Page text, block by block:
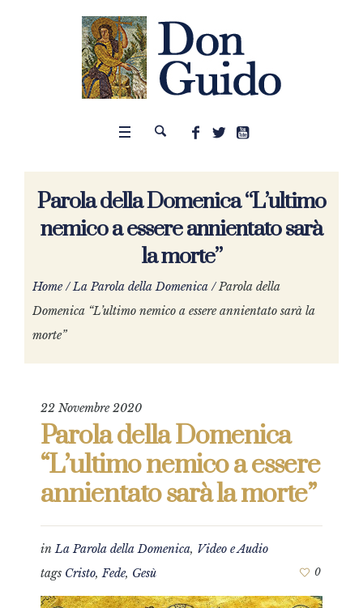
Parola della Domenica “L’ultimo
nemico a essere annientato sarà
la morte”
Home /La Parola della Domenica /Parola della
Domenica “L’ultimo nemico a essere annientato sarà la
morte”
22 Novembre 2020
Parola della Domenica
“L’ultimo nemico a essere
annientato sarà la morte”
inLa Parola della Domenica, Video e Audio
tags Cristo,Fede, Gesù 0